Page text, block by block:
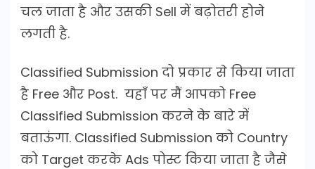
चल जाता है और उसकी Sell में बढ़ोतरी होने
लगती है.
Classified Submission दो प्रकार से किया जाता
है Free और Post. यहाँ पर मैं आपको Free
Classified Submission करने के बारे में
बताऊंगा. Classified Submission को Country
को Target करके Ads पोस्ट किया जाता है जैसे